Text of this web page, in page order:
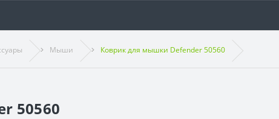
Мыши Коврик для мышки Defender 50560
50560